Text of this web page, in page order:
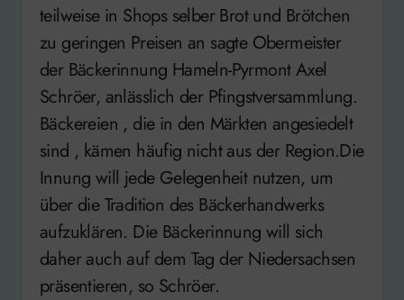
teilweise in Shops selber Brot und Brötchen
zu geringen Preisen an sagte Obermeister
der Bäckerinnung Hameln-Pyrmont Axel
Schröer, anlässlich der Pfingstversammlung.
Bäckereien , die in den Märkten angesiedelt
sind , kämen häufig nicht aus der Region.Die
Innung will jede Gelegenheit nutzen, um
über die Tradition des Bäckerhandwerks
aufzuklären. Die Bäckerinnung will sich
daher auch auf dem Tag der Niedersachsen
präsentieren, so Schröer.